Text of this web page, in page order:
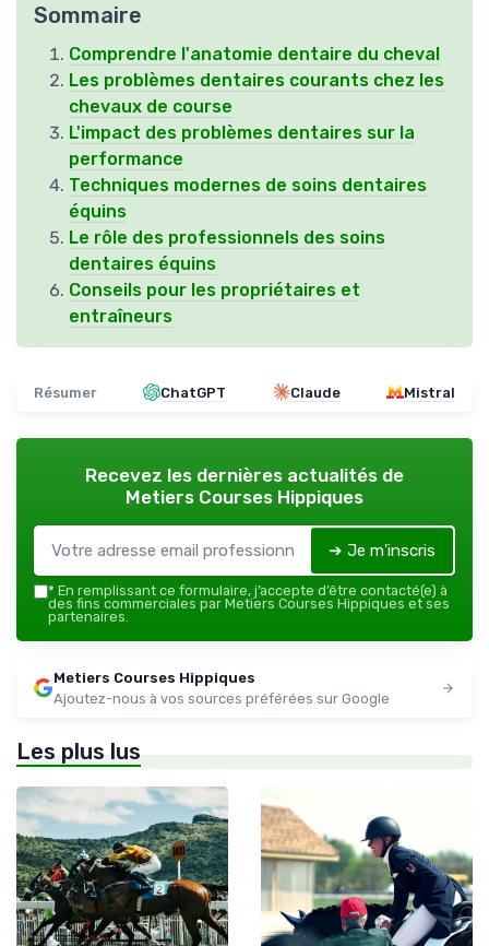
Sommaire
Comprendre l'anatomie dentaire du cheval
Les problèmes dentaires courants chez les
chevaux de course
L'impact des problèmes dentaires sur la
performance
Techniques modernes de soins dentaires
équins
Le rôle des professionnels des soins
dentaires équins
Conseils pour les propriétaires et
entraîneurs
Résumer ChatGPT Claude Mistral
Recevez les dernières actualités de
Metiers Courses Hippiques
➔ Je m'inscris
* En remplissant ce formulaire, j’accepte d’être contacté(e) à
des fins commerciales par Metiers Courses Hippiques et ses
partenaires.
Metiers Courses Hippiques
Ajoutez-nous à vos sources préférées sur Google
Les plus lus